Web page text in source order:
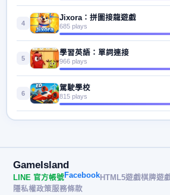
4
Jixora：拼圖接龍遊戲
685 plays
5
學習英語：單詞連接
966 plays
6
駕駛學校
815 plays
GameIsland
LINE 官方帳號FacebookHTML5遊戲棋牌遊
隱私權政策服務條款